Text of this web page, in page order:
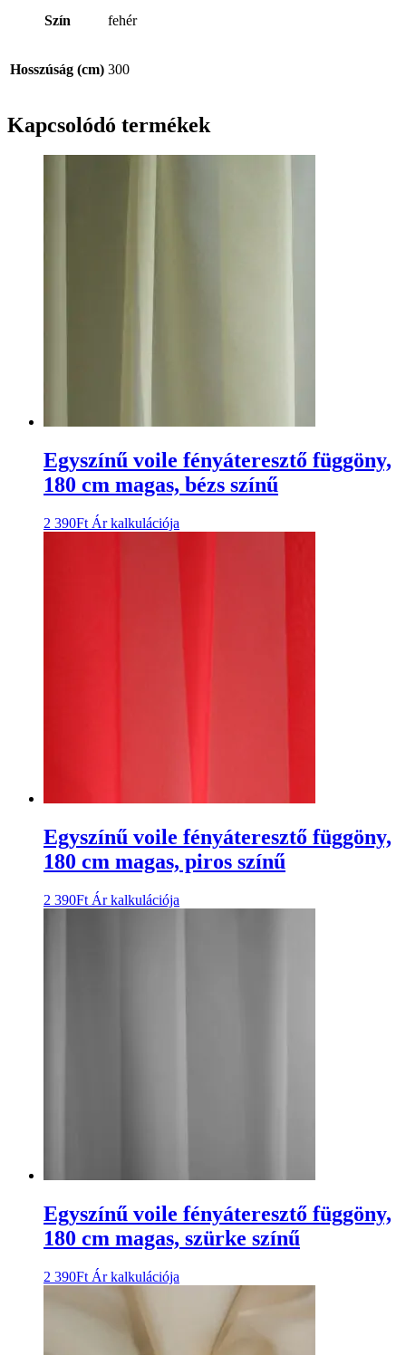
Szín fehér
Hosszúság (cm) 300
Kapcsolódó termékek
Egyszínű voile fényáteresztő függöny,
180 cm magas, bézs színű
2 390Ft Ár kalkulációja
Egyszínű voile fényáteresztő függöny,
180 cm magas, piros színű
2 390Ft Ár kalkulációja
Egyszínű voile fényáteresztő függöny,
180 cm magas, szürke színű
2 390Ft Ár kalkulációja